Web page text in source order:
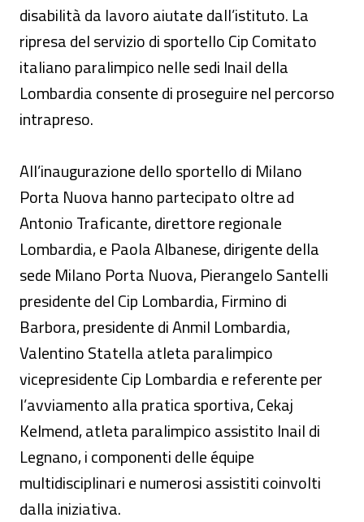
disabilità da lavoro aiutate dall’istituto. La
ripresa del servizio di sportello Cip Comitato
italiano paralimpico nelle sedi Inail della
Lombardia consente di proseguire nel percorso
intrapreso.
All’inaugurazione dello sportello di Milano
Porta Nuova hanno partecipato oltre ad
Antonio Traficante, direttore regionale
Lombardia, e Paola Albanese, dirigente della
sede Milano Porta Nuova, Pierangelo Santelli
presidente del Cip Lombardia, Firmino di
Barbora, presidente di Anmil Lombardia,
Valentino Statella atleta paralimpico
vicepresidente Cip Lombardia e referente per
l’avviamento alla pratica sportiva, Cekaj
Kelmend, atleta paralimpico assistito Inail di
Legnano, i componenti delle équipe
multidisciplinari e numerosi assistiti coinvolti
dalla iniziativa.